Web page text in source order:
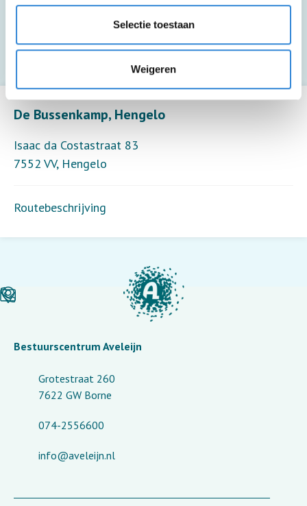
Selectie toestaan
Weigeren
De Bussenkamp, Hengelo
Isaac da Costastraat 83
7552 VV, Hengelo
Routebeschrijving
Deze activiteit biedt alleen toezicht (6
Bestuurscentrum Aveleijn
Grotestraat 260
7622 GW Borne
074-2556600
info@aveleijn.nl